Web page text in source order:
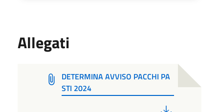
Allegati
DETERMINA AVVISO PACCHI PA
STI 2024